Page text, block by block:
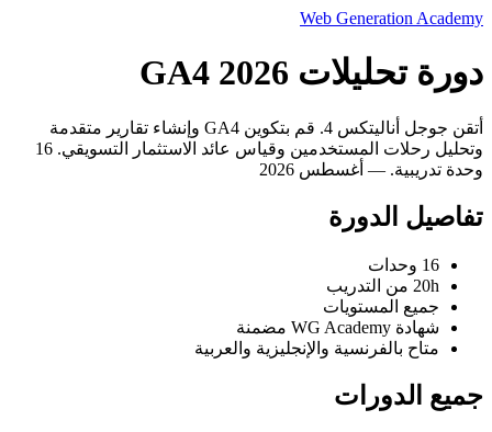
Web Generation Academy
دورة تحليلات GA4 2026
أتقن جوجل أناليتكس 4. قم بتكوين GA4 وإنشاء تقارير متقدمة
وتحليل رحلات المستخدمين وقياس عائد الاستثمار التسويقي. 16
وحدة تدريبية. — أغسطس 2026
تفاصيل الدورة
16 وحدات
20h من التدريب
جميع المستويات
شهادة WG Academy مضمنة
متاح بالفرنسية والإنجليزية والعربية
جميع الدورات